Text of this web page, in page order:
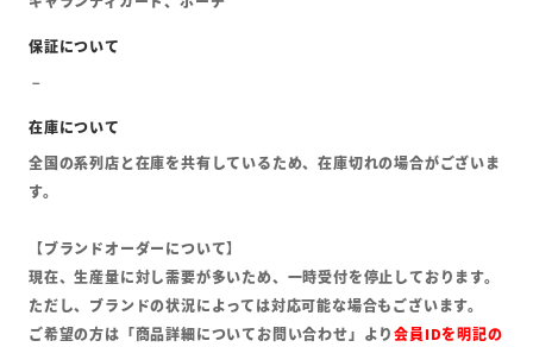
全国の系列店と在庫を共有しているため、在庫切れの場合がございま
す。
【ブランドオーダーについて】
現在、生産量に対し需要が多いため、一時受付を停止しております。
ただし、ブランドの状況によっては対応可能な場合もございます。
ご希望の方は「商品詳細についてお問い合わせ」より会員IDを明記の